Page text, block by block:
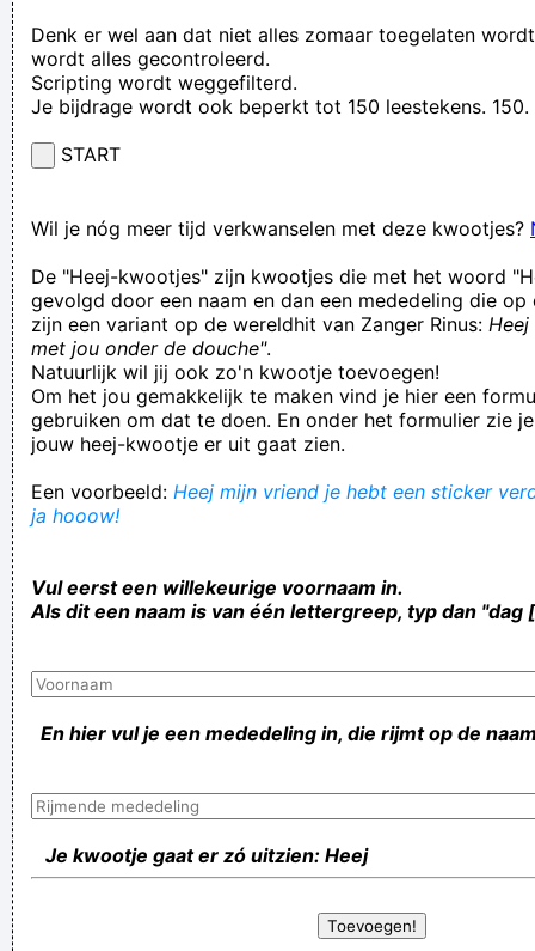
Denk er wel aan dat niet alles zomaar toegelaten
wordt alles gecontroleerd.
Scripting wordt weggefilterd.
Je bijdrage wordt ook beperkt tot 150 leestekens. 150.
START
Wil je nóg meer tijd verkwanselen met deze kwootjes?
De "Heej-kwootjes" zijn kwootjes die met het woord
gevolgd door een naam en dan een mededeling die op
zijn een variant op de wereldhit van Zanger Rinus:
met jou onder de douche".
Natuurlijk wil jij ook zo'n kwootje toevoegen!
Om het jou gemakkelijk te maken vind je hier een
gebruiken om dat te doen. En onder het formulier zie
jouw heej-kwootje er uit gaat zien.
Een voorbeeld: Heej mijn vriend je hebt een sticker
ja hooow!
Vul eerst een willekeurige voornaam in.
Als dit een naam is van één lettergreep, typ dan "dag
En hier vul je een mededeling in, die rijmt op de
Je kwootje gaat er zó uitzien: Heej